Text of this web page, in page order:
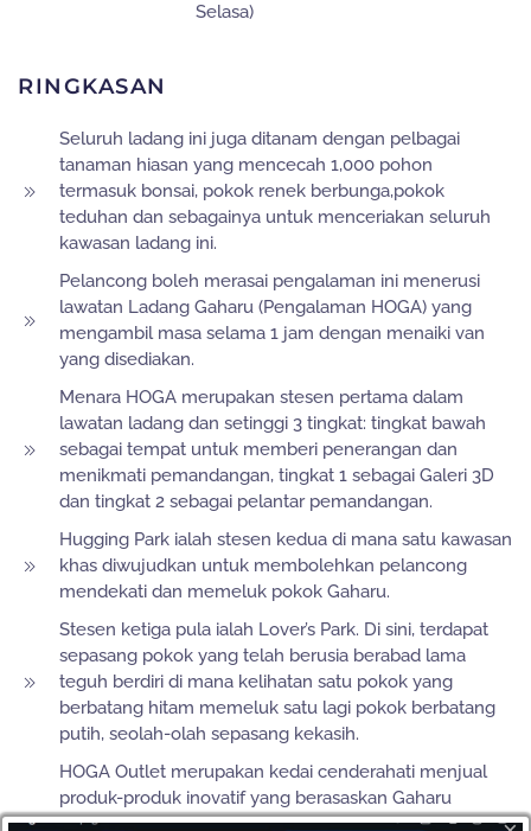
Selasa)
RINGKASAN
Seluruh ladang ini juga ditanam dengan pelbagai
tanaman hiasan yang mencecah 1,000 pohon
termasuk bonsai, pokok renek berbunga,pokok
teduhan dan sebagainya untuk menceriakan seluruh
kawasan ladang ini.
Pelancong boleh merasai pengalaman ini menerusi
lawatan Ladang Gaharu (Pengalaman HOGA) yang
mengambil masa selama 1 jam dengan menaiki van
yang disediakan.
Menara HOGA merupakan stesen pertama dalam
lawatan ladang dan setinggi 3 tingkat: tingkat bawah
sebagai tempat untuk memberi penerangan dan
menikmati pemandangan, tingkat 1 sebagai Galeri 3D
dan tingkat 2 sebagai pelantar pemandangan.
Hugging Park ialah stesen kedua di mana satu kawasan
khas diwujudkan untuk membolehkan pelancong
mendekati dan memeluk pokok Gaharu.
Stesen ketiga pula ialah Lover’s Park. Di sini, terdapat
sepasang pokok yang telah berusia berabad lama
teguh berdiri di mana kelihatan satu pokok yang
berbatang hitam memeluk satu lagi pokok berbatang
putih, seolah-olah sepasang kekasih.
HOGA Outlet merupakan kedai cenderahati menjual
produk-produk inovatif yang berasaskan Gaharu
dengan merangkumi siri penjagaan kesihatan badan,